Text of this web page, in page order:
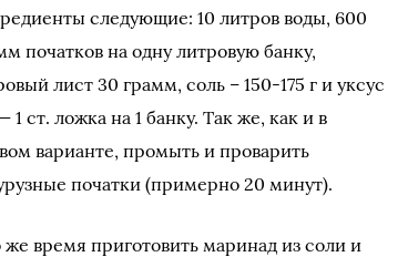
следующие: 10 литров воды, 600
початков на одну литровую банку,
лист 30 грамм, соль – 150-175 г и уксус
1 ст. ложка на 1 банку. Так же, как и в
варианте, промыть и проварить
початки (примерно 20 минут).
же время приготовить маринад из соли и